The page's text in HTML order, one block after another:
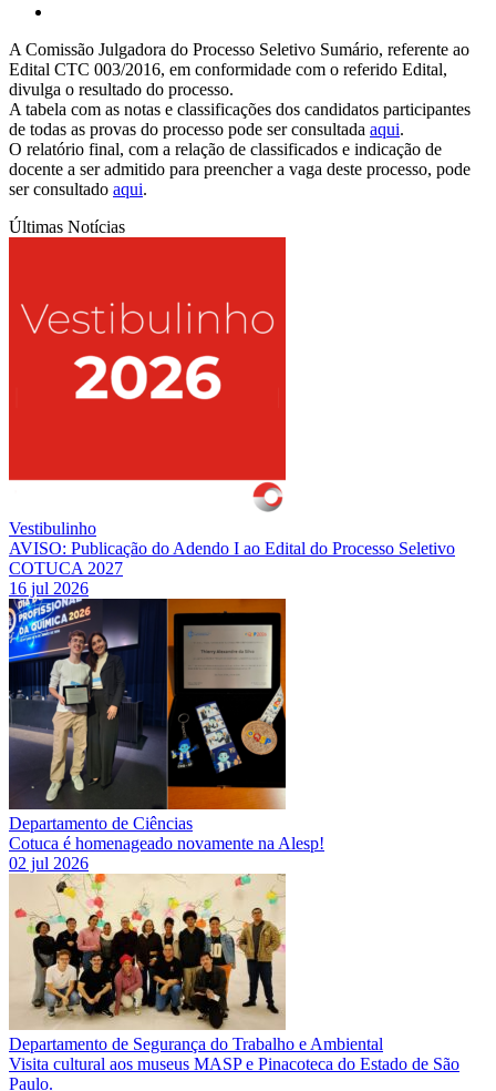
A Comissão Julgadora do Processo Seletivo Sumário, referente ao
Edital CTC 003/2016, em conformidade com o referido Edital,
divulga o resultado do processo.
A tabela com as notas e classificações dos candidatos participantes
de todas as provas do processo pode ser consultada aqui.
O relatório final, com a relação de classificados e indicação de
docente a ser admitido para preencher a vaga deste processo, pode
ser consultado aqui.
Últimas Notícias
Vestibulinho
AVISO: Publicação do Adendo I ao Edital do Processo Seletivo
COTUCA 2027
16 jul 2026
Departamento de Ciências
Cotuca é homenageado novamente na Alesp!
02 jul 2026
Departamento de Segurança do Trabalho e Ambiental
Visita cultural aos museus MASP e Pinacoteca do Estado de São
Paulo.